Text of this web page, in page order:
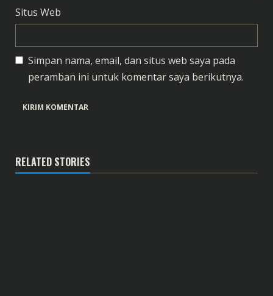
Situs Web
Simpan nama, email, dan situs web saya pada
peramban ini untuk komentar saya berikutnya.
RELATED STORIES